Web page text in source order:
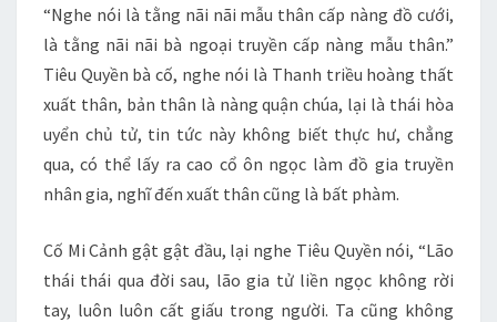
“Nghe nói là tằng nãi nãi mẫu thân cấp nàng đồ cưới,
là tằng nãi nãi bà ngoại truyền cấp nàng mẫu thân.”
Tiêu Quyền bà cố, nghe nói là Thanh triều hoàng thất
xuất thân, bản thân là nàng quận chúa, lại là thái hòa
uyển chủ tử, tin tức này không biết thực hư, chẳng
qua, có thể lấy ra cao cổ ôn ngọc làm đồ gia truyền
nhân gia, nghĩ đến xuất thân cũng là bất phàm.
Cố Mi Cảnh gật gật đầu, lại nghe Tiêu Quyền nói, “Lão
thái thái qua đời sau, lão gia tử liền ngọc không rời
tay, luôn luôn cất giấu trong người. Ta cũng không